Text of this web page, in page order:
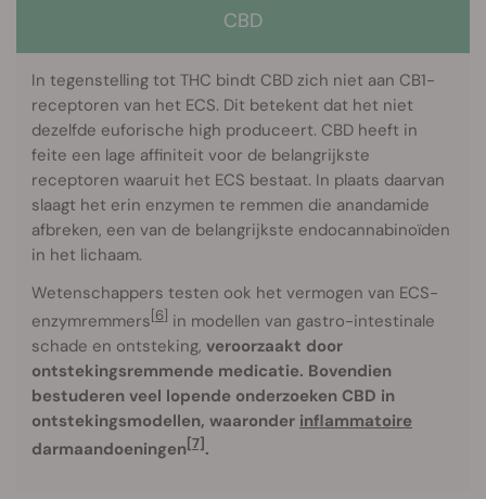
CBD
In tegenstelling tot THC bindt CBD zich niet aan CB1-
receptoren van het ECS. Dit betekent dat het niet
dezelfde euforische high produceert. CBD heeft in
feite een lage affiniteit voor de belangrijkste
receptoren waaruit het ECS bestaat. In plaats daarvan
slaagt het erin enzymen te remmen die anandamide
afbreken, een van de belangrijkste endocannabinoïden
in het lichaam.
Wetenschappers testen ook het vermogen van ECS-
enzymremmers[6] in modellen van gastro-intestinale
schade en ontsteking, veroorzaakt door
ontstekingsremmende medicatie. Bovendien
bestuderen veel lopende onderzoeken CBD in
ontstekingsmodellen, waaronder inflammatoire
darmaandoeningen[7].